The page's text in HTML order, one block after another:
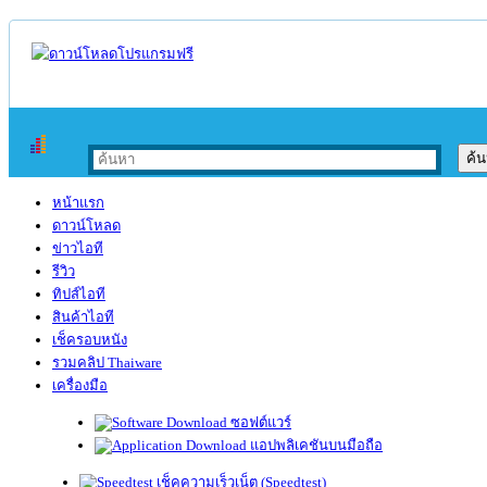
หน้าแรก
ดาวน์โหลด
ข่าวไอที
รีวิว
ทิปส์ไอที
สินค้าไอที
เช็ครอบหนัง
รวมคลิป Thaiware
เครื่องมือ
ซอฟต์แวร์
แอปพลิเคชันบนมือถือ
เช็คความเร็วเน็ต (Speedtest)